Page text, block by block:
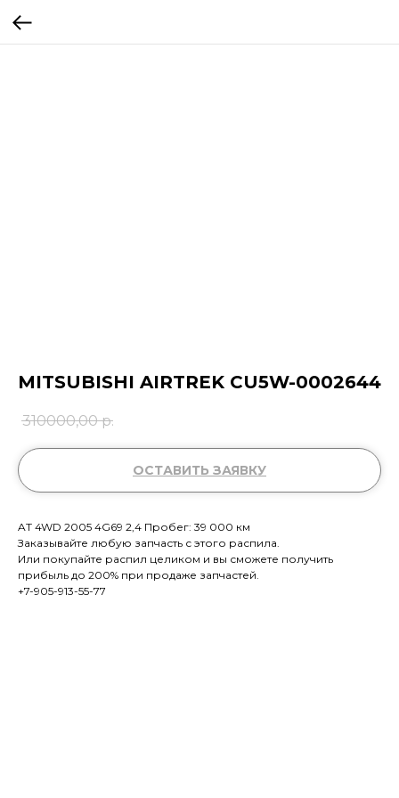
MITSUBISHI AIRTREK CU5W-0002644
310000,00 р.
ОСТАВИТЬ ЗАЯВКУ
AT 4WD 2005 4G69 2,4 Пробег: 39 000 км
Заказывайте любую запчасть с этого распила.
Или покупайте распил целиком и вы сможете получить
прибыль до 200% при продаже запчастей.
+7-905-913-55-77